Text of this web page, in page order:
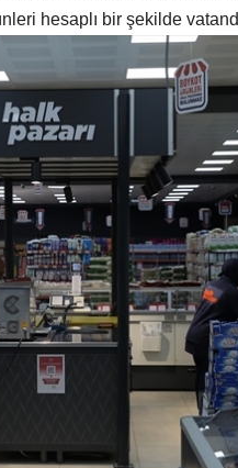
hesaplı bir şekilde